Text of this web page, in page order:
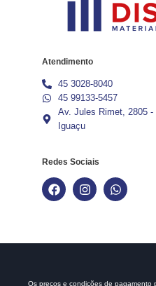
Atendimento
45 3028-8040
45 99133-5457
Av. Jules Rimet, 2805
Iguaçu
Redes Sociais
Os preços e condições de pagamento